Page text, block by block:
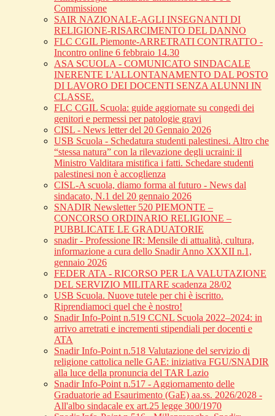
Commissione
SAIR NAZIONALE-AGLI INSEGNANTI DI
RELIGIONE-RISARCIMENTO DEL DANNO
FLC CGIL Piemonte-ARRETRATI CONTRATTO -
Incontro online 6 febbraio 14.30
ASA SCUOLA - COMUNICATO SINDACALE
INERENTE L'ALLONTANAMENTO DAL POSTO
DI LAVORO DEI DOCENTI SENZA ALUNNI IN
CLASSE.
FLC CGIL Scuola: guide aggiornate su congedi dei
genitori e permessi per patologie gravi
CISL - News letter del 20 Gennaio 2026
USB Scuola - Schedatura studenti palestinesi. Altro che
“stessa natura” con la rilevazione degli ucraini: il
Ministro Valditara mistifica i fatti. Schedare studenti
palestinesi non è accoglienza
CISL-A scuola, diamo forma al futuro - News dal
sindacato, N.1 del 20 gennaio 2026
SNADIR Newsletter 520 PIEMONTE –
CONCORSO ORDINARIO RELIGIONE –
PUBBLICATE LE GRADUATORIE
snadir - Professione IR: Mensile di attualità, cultura,
informazione a cura dello Snadir Anno XXXII n.1,
gennaio 2026
FEDER ATA - RICORSO PER LA VALUTAZIONE
DEL SERVIZIO MILITARE scadenza 28/02
USB Scuola. Nuove tutele per chi è iscritto.
Riprendiamoci quel che è nostro!
Snadir Info-Point n.519 CCNL Scuola 2022–2024: in
arrivo arretrati e incrementi stipendiali per docenti e
ATA
Snadir Info-Point n.518 Valutazione del servizio di
religione cattolica nelle GAE: iniziativa FGU/SNADIR
alla luce della pronuncia del TAR Lazio
Snadir Info-Point n.517 - Aggiornamento delle
Graduatorie ad Esaurimento (GaE) aa.ss. 2026/2028 -
All'albo sindacale ex art.25 legge 300/1970